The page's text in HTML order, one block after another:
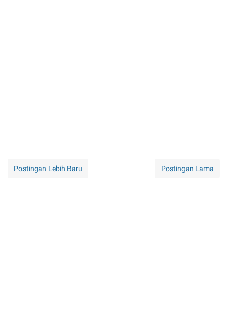
Postingan Lebih Baru Postingan Lama